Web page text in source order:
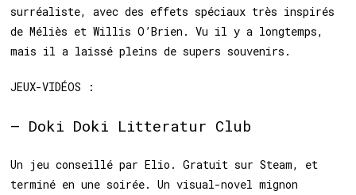
surréaliste, avec des effets spéciaux très inspirés
de Méliès et Willis O’Brien. Vu il y a longtemps,
mais il a laissé pleins de supers souvenirs.
JEUX-VIDÉOS :
– Doki Doki Litteratur Club
Un jeu conseillé par Elio. Gratuit sur Steam, et
terminé en une soirée. Un visual-novel mignon